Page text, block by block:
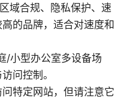
域合规、隐私保护、速
的品牌，适合对速度和
/小型办公室多设备场
问控制。
特定网站，但请注意它